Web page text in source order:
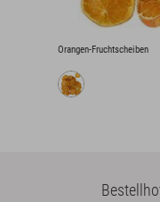
Orangen-Fruchtscheiben